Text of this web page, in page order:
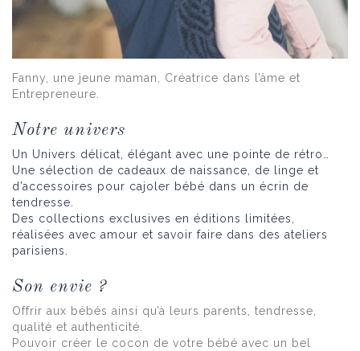
Fanny, une jeune maman, Créatrice dans l’âme et
Entrepreneure.
Notre univers
Un Univers délicat, élégant avec une pointe de rétro…
Une sélection de cadeaux de naissance, de linge et
d’accessoires pour cajoler bébé dans un écrin de
tendresse.
Des collections exclusives en éditions limitées,
réalisées avec amour et savoir faire dans des ateliers
parisiens.
Son envie ?
Offrir aux bébés ainsi qu’à leurs parents, tendresse,
qualité et authenticité.
Pouvoir créer le cocon de votre bébé avec un bel